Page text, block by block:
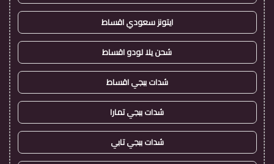
ايتونز سعودي اقساط
شحن يلا لودو اقساط
شدات ببجي اقساط
شدات ببجي تمارا
شدات ببجي تابي